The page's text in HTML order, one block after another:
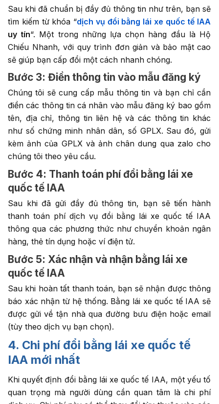
Sau khi đã chuẩn bị đầy đủ thông tin như trên, bạn sẽ
tìm kiếm từ khóa “dịch vụ đổi bằng lái xe quốc tế IAA
uy tín“. Một trong những lựa chọn hàng đầu là Hộ
Chiếu Nhanh, với quy trình đơn giản và bảo mật cao
sẽ giúp bạn cấp đổi một cách nhanh chóng.
Bước 3: Điền thông tin vào mẫu đăng ký
Chúng tôi sẽ cung cấp mẫu thông tin và bạn chỉ cần
điền các thông tin cá nhân vào mẫu đăng ký bao gồm
tên, địa chỉ, thông tin liên hệ và các thông tin khác
như số chứng minh nhân dân, số GPLX. Sau đó, gửi
kèm ảnh của GPLX và ảnh chân dung qua zalo cho
chúng tôi theo yêu cầu.
Bước 4: Thanh toán phí đổi bằng lái xe
quốc tế IAA
Sau khi đã gửi đầy đủ thông tin, bạn sẽ tiến hành
thanh toán phí dịch vụ đổi bằng lái xe quốc tế IAA
thông qua các phương thức như chuyển khoản ngân
hàng, thẻ tín dụng hoặc ví điện tử.
Bước 5: Xác nhận và nhận bằng lái xe
quốc tế IAA
Sau khi hoàn tất thanh toán, bạn sẽ nhận được thông
báo xác nhận từ hệ thống. Bằng lái xe quốc tế IAA sẽ
được gửi về tận nhà qua đường bưu điện hoặc email
(tùy theo dịch vụ bạn chọn).
4. Chi phí đổi bằng lái xe quốc tế
IAA mới nhất
Khi quyết định đổi bằng lái xe quốc tế IAA, một yếu tố
quan trọng mà người dùng cần quan tâm là chi phí